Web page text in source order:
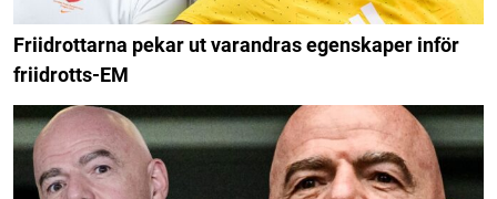
Friidrottarna pekar ut varandras egenskaper inför
friidrotts-EM